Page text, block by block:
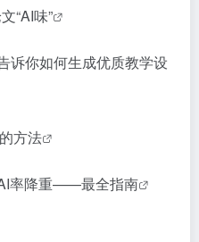
“AI味”
诉你如何生成优质教学设
方法
率降重——最全指南